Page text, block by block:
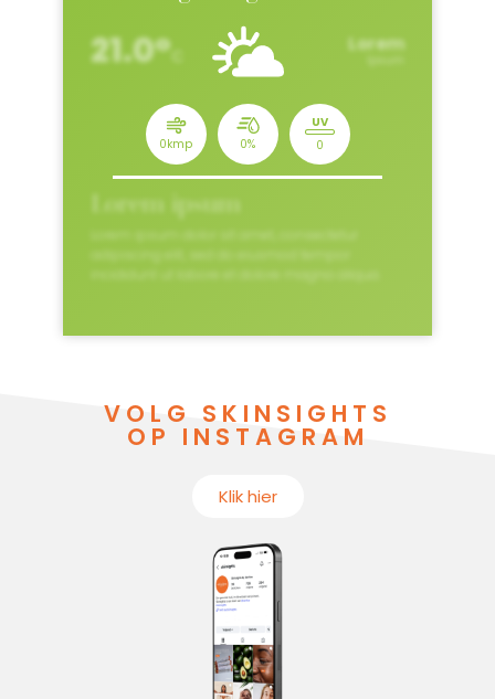
Lorem ipsum
Lorem ipsum dolor sit amet, consectetur
adipiscing elit, sed do eiusmod tempor
VOLG SKINSIGHTS
OP INSTAGRAM
Klik hier